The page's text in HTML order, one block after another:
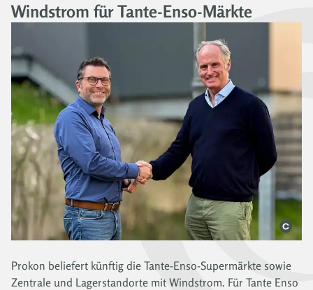
Windstrom für Tante-Enso-Märkte
Prokon beliefert künftig die Tante-Enso-Supermärkte sowie
Zentrale und Lagerstandorte mit Windstrom. Für Tante Enso